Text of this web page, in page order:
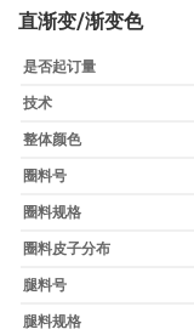
直渐变/渐变色
是否起订量
技术
整体颜色
圈料号
圈料规格
圈料皮子分布
腿料号
腿料规格